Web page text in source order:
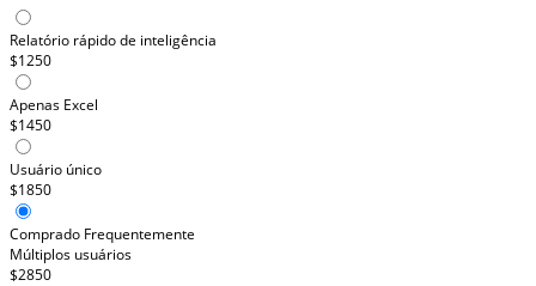
Relatório rápido de inteligência
$1250
Apenas Excel
$1450
Usuário único
$1850
Comprado Frequentemente
Múltiplos usuários
$2850